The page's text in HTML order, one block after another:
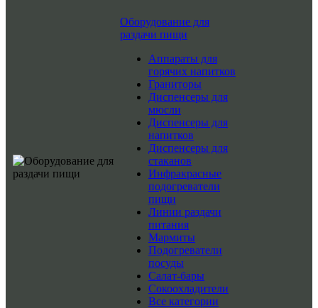
Оборудование для
раздачи пищи
Аппараты для
горячих напитков
Граниторы
Диспенсеры для
мюсли
Диспенсеры для
напитков
Диспенсеры для
стаканов
Инфракрасные
подогреватели
пищи
Линии раздачи
питания
Мармиты
Подогреватели
посуды
Салат-бары
Сокоохладители
Все категории